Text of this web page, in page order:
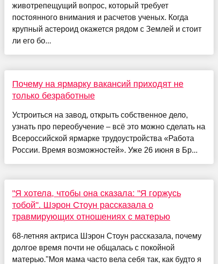
животрепещущий вопрос, который требует
постоянного внимания и расчетов ученых. Когда
крупный астероид окажется рядом с Землей и стоит
ли его бо...
Почему на ярмарку вакансий приходят не
только безработные
Устроиться на завод, открыть собственное дело,
узнать про переобучение – всё это можно сделать на
Всероссийской ярмарке трудоустройства «Работа
России. Время возможностей». Уже 26 июня в Бр...
"Я хотела, чтобы она сказала: "Я горжусь
тобой". Шэрон Стоун рассказала о
травмирующих отношениях с матерью
68-летняя актриса Шэрон Стоун рассказала, почему
долгое время почти не общалась с покойной
матерью."Моя мама часто вела себя так, как будто я